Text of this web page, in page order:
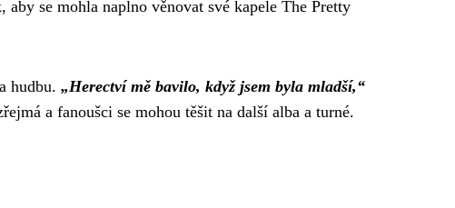
se mohla naplno věnovat své kapele The Pretty
hudbu. „Herectví mě bavilo, když jsem byla mladší,“
a fanoušci se mohou těšit na další alba a turné.